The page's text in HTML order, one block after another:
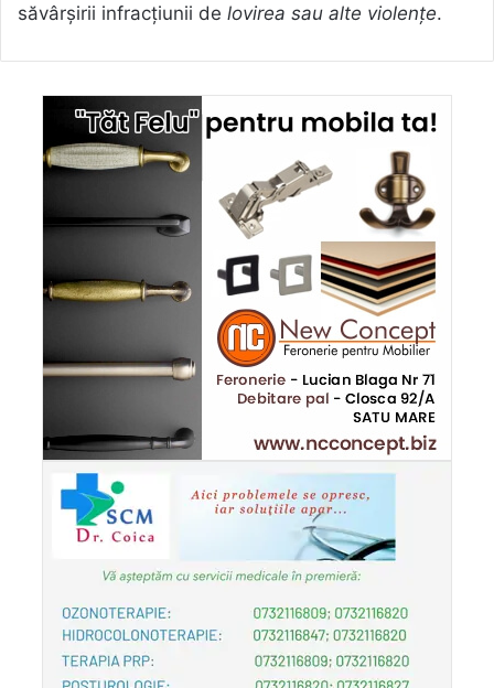
săvârșirii infracțiunii de lovirea sau alte violențe.